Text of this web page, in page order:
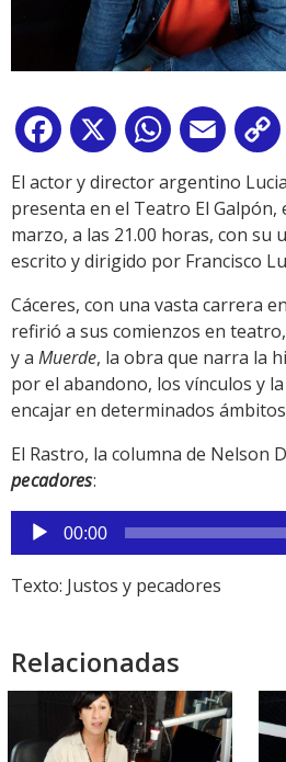
Facebook
X WhatsApp
Email
El actor y director argentino
presenta en el Teatro El Galpón,
marzo, a las 21.00 horas, con su
escrito y dirigido por Francisco
Cáceres, con una vasta carrera
refirió a sus comienzos en
y a Muerde, la obra que narra la
por el abandono, los vínculos y
encajar en determinados
El Rastro, la columna de Nelson
pecadores:
Reproductor
de
audio
00:00
Texto: Justos y pecadores
Relacionadas